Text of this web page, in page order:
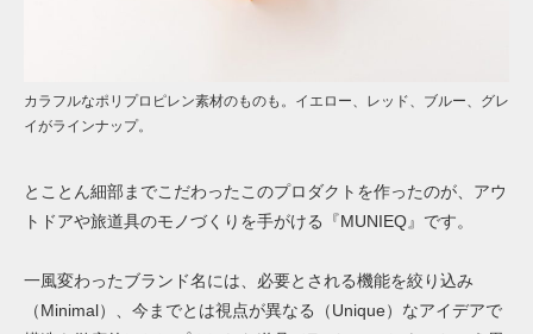
カラフルなポリプロピレン素材のものも。イエロー、レッド、ブルー、グレ
イがラインナップ。
とことん細部までこだわったこのプロダクトを作ったのが、アウ
トドアや旅道具のモノづくりを手がける『MUNIEQ』です。
一風変わったブランド名には、必要とされる機能を絞り込み
（Minimal）、今までとは視点が異なる（Unique）なアイデアで